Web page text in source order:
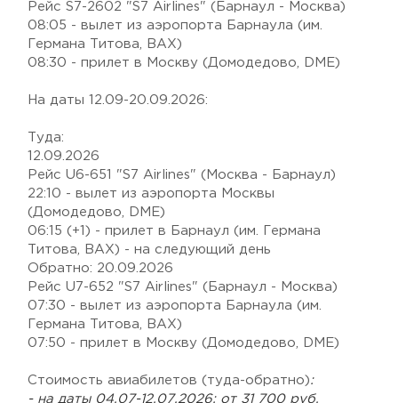
Рейс S7-2602 "S7 Airlines" (Барнаул - Москва)
08:05 - вылет из аэропорта Барнаула (им.
Германа Титова, BAX)
08:30 - прилет в Москву (Домодедово, DME)
На даты 12.09-20.09.2026:
Туда:
12.09.2026
Рейс U6-651 "S7 Airlines" (Москва - Барнаул)
22:10 - вылет из аэропорта Москвы
(Домодедово, DME)
06:15 (+1) - прилет в Барнаул (им. Германа
Титова, BAX) - на следующий день
Обратно: 20.09.2026
Рейс U7-652 "S7 Airlines" (Барнаул - Москва)
07:30 - вылет из аэропорта Барнаула (им.
Германа Титова, BAX)
07:50 - прилет в Москву (Домодедово, DME)
Стоимость авиабилетов (туда-обратно):
- на даты 04.07-12.07.2026: от 31 700 руб.